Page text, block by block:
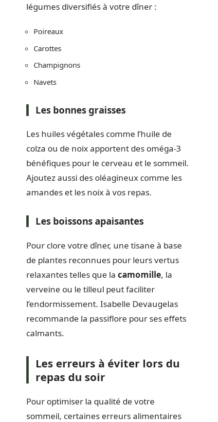
légumes diversifiés à votre dîner :
Poireaux
Carottes
Champignons
Navets
Les bonnes graisses
Les huiles végétales comme l’huile de
colza ou de noix apportent des oméga-3
bénéfiques pour le cerveau et le sommeil.
Ajoutez aussi des oléagineux comme les
amandes et les noix à vos repas.
Les boissons apaisantes
Pour clore votre dîner, une tisane à base
de plantes reconnues pour leurs vertus
relaxantes telles que la camomille, la
verveine ou le tilleul peut faciliter
l’endormissement. Isabelle Devaugelas
recommande la passiflore pour ses effets
calmants.
Les erreurs à éviter lors du
repas du soir
Pour optimiser la qualité de votre
sommeil, certaines erreurs alimentaires